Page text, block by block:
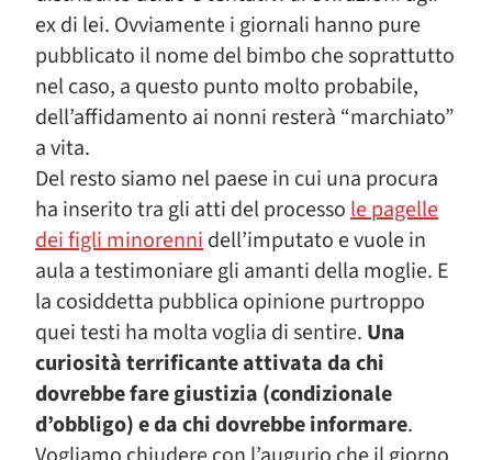
ex di lei. Ovviamente i giornali hanno pure
pubblicato il nome del bimbo che soprattutto
nel caso, a questo punto molto probabile,
dell’affidamento ai nonni resterà “marchiato”
a vita.
Del resto siamo nel paese in cui una procura
ha inserito tra gli atti del processole pagelle
dei figli minorennidell’imputato e vuole in
aula a testimoniare gli amanti della moglie. E
la cosiddetta pubblica opinione purtroppo
quei testi ha molta voglia di sentire. Una
curiosità terrificante attivata da chi
dovrebbe fare giustizia (condizionale
d’obbligo) e da chi dovrebbe informare.